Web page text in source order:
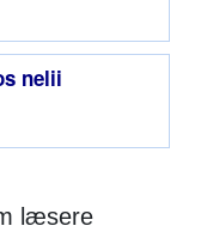
nelii
læsere